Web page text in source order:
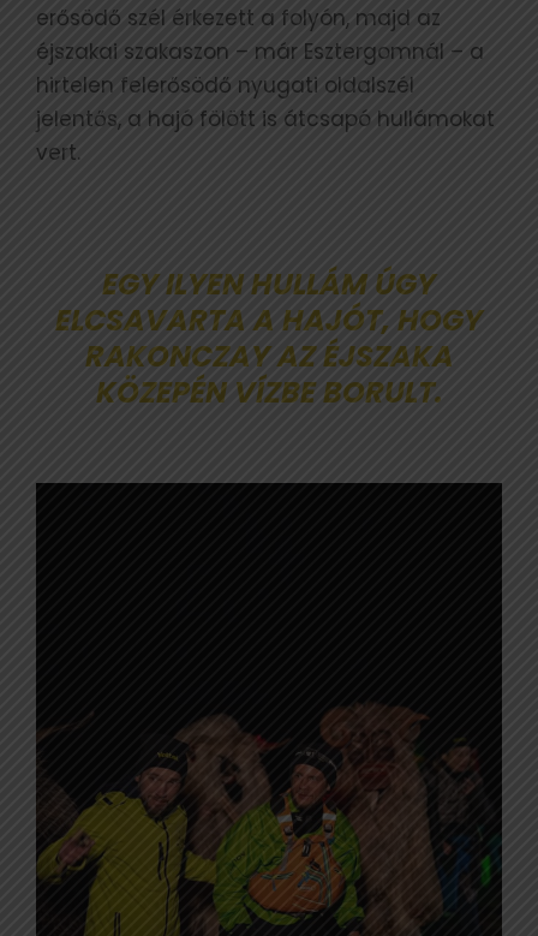
erősödő szél érkezett a folyón, majd az
éjszakai szakaszon – már Esztergomnál – a
hirtelen felerősödő nyugati oldalszél
jelentős, a hajó fölött is átcsapó hullámokat
vert.
EGY ILYEN HULLÁM ÚGY
ELCSAVARTA A HAJÓT, HOGY
RAKONCZAY AZ ÉJSZAKA
KÖZEPÉN VÍZBE BORULT.